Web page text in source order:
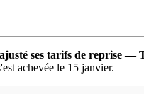
ses tarifs de reprise
achevée le 15 janvier.